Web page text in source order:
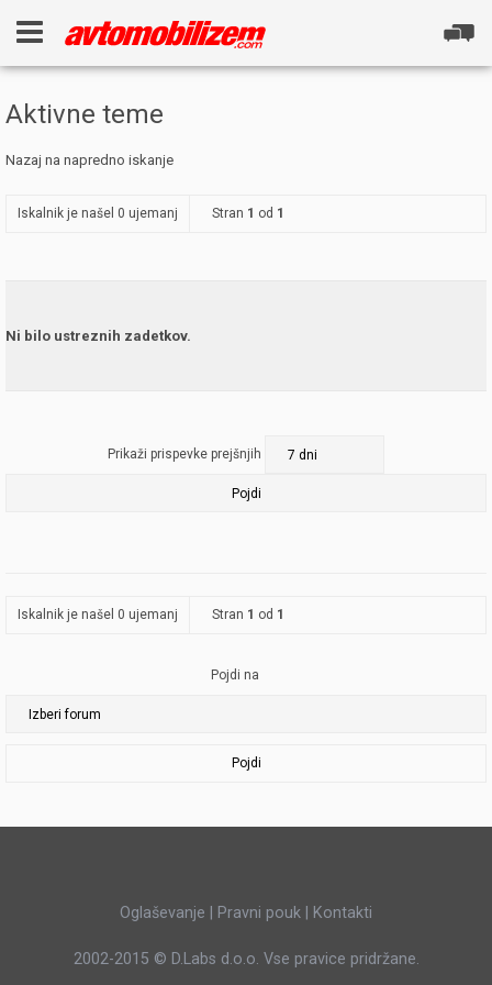
Aktivne teme
Nazaj na napredno iskanje
Iskalnik je našel 0 ujemanj Stran 1 od 1
Ni bilo ustreznih zadetkov.
Prikaži prispevke prejšnjih
Iskalnik je našel 0 ujemanj Stran 1 od 1
Pojdi na
Pojdi
Oglaševanje Pravni pouk Kontakti
2002-2015 © D.Labs d.o.o. Vse pravice pridržane.